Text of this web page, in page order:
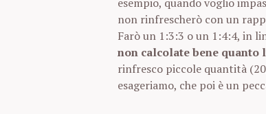
non rinfrescherò con un
Farò un 1:3:3 o un 1:4:4, in
non calcolate bene quanto
rinfresco piccole quantità
esageriamo, che poi è un